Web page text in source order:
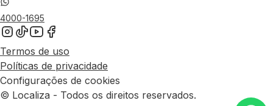
4000-1695
Termos de uso
Políticas de privacidade
Configurações de cookies
© Localiza - Todos os direitos reservados.